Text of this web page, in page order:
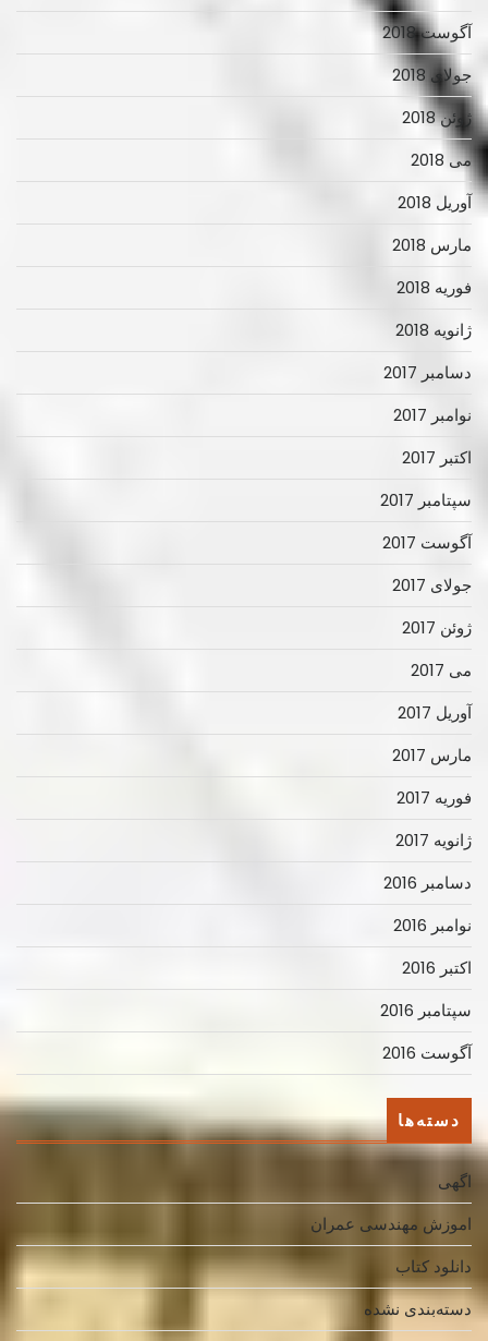
آگوست 2018
جولای 2018
ژوئن 2018
می 2018
آوریل 2018
مارس 2018
فوریه 2018
ژانویه 2018
دسامبر 2017
نوامبر 2017
اکتبر 2017
سپتامبر 2017
آگوست 2017
جولای 2017
ژوئن 2017
می 2017
آوریل 2017
مارس 2017
فوریه 2017
ژانویه 2017
دسامبر 2016
نوامبر 2016
اکتبر 2016
سپتامبر 2016
آگوست 2016
دسته‌ها
اگهی
اموزش مهندسی عمران
دانلود کتاب
دسته‌بندی نشده